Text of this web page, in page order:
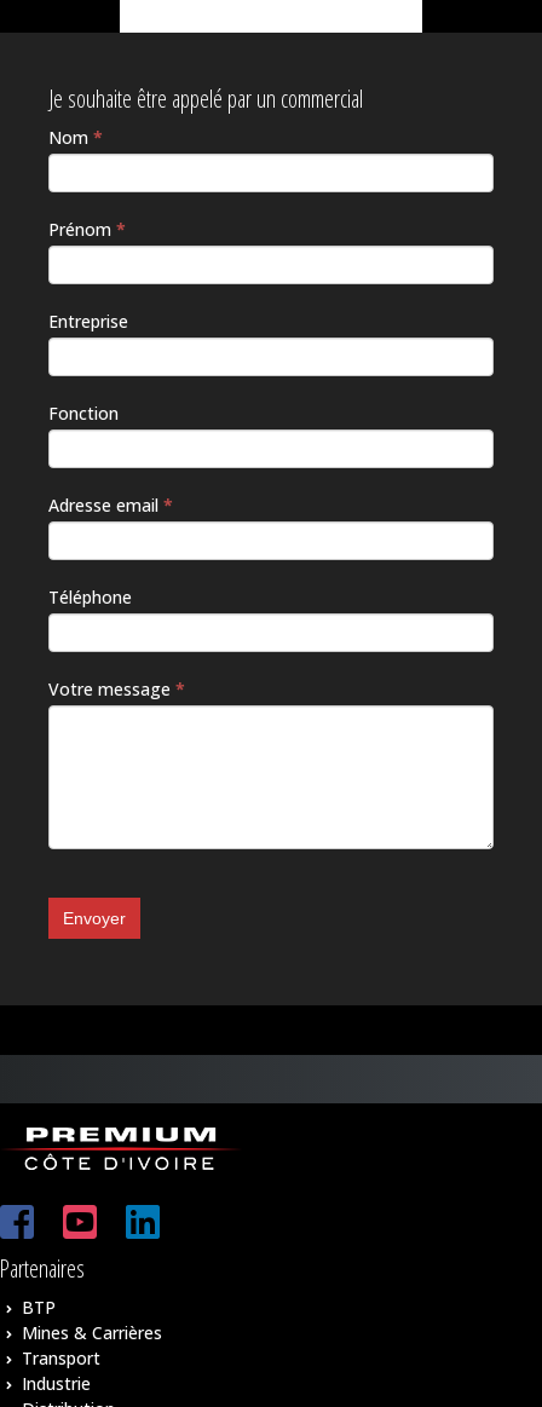
Je souhaite être appelé par un commercial
Nom *
Prénom *
Entreprise
Fonction
Adresse email *
Téléphone
Votre message *
Si vous
êtes un
humain,
remplissez
champ.
Envoyer
Partenaires
BTP
Mines & Carrières
Transport
Industrie